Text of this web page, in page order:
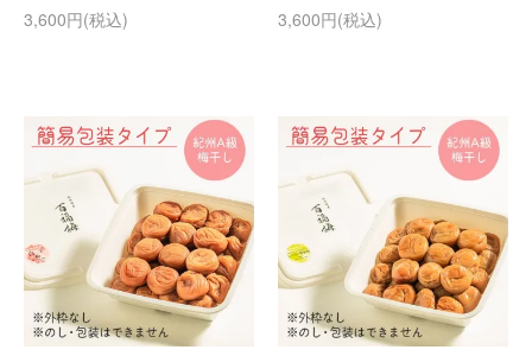
3,600円(税込) 3,600円(税込)